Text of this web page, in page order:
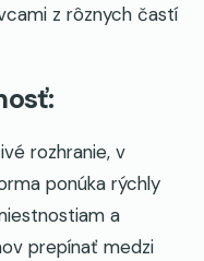
z rôznych častí
rozhranie, v
ponúka rýchly
a
prepínať medzi